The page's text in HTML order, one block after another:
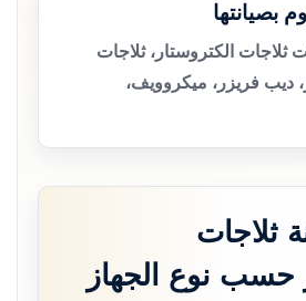
بصيانتها
ثلاجات الكتروستار، ثلاجات
ديب فريزر، ميكروويف،
ثلاجات
حسب نوع الجهاز